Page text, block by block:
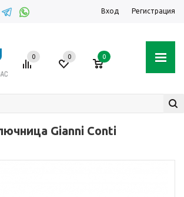
Вход Регистрация
0 0 0
Gianni Conti